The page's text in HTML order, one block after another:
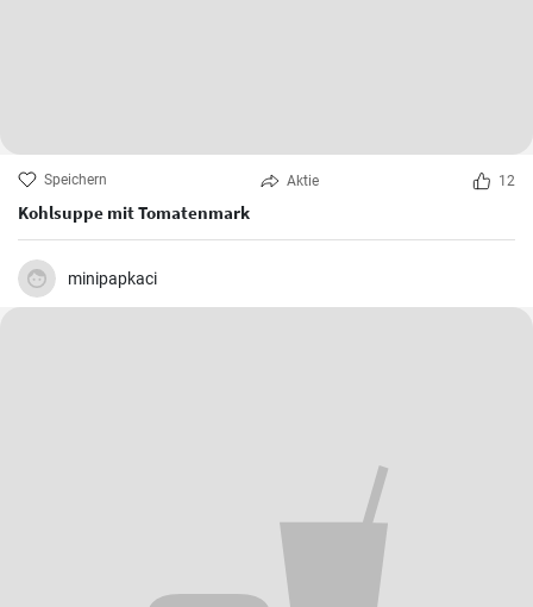
Speichern Aktie 12
Kohlsuppe mit Tomatenmark
minipapkaci